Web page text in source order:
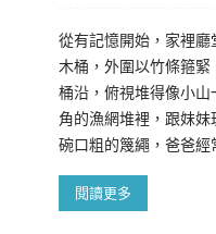
從有記憶開始，家裡
木桶，外圍以竹條箍
桶沿，俯視堆得像小
角的漁網堆裡，跟妹
碗口粗的篾繩，爸爸經
閱讀更多